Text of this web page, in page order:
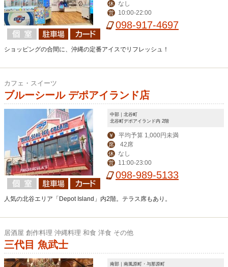
休 なし
営 10:00-22:00
098-917-4697
ショッピングの合間に、沖縄の定番アイスでリフレッシュ！
カフェ・スイーツ
ブルーシール デポアイランド店
中部｜北谷町
北谷町デポアイランド内 2階
￥ 平均予算 1,000円未満
席 42席
休 なし
営 11:00-23:00
098-989-5133
人気の北谷エリア「Depot Island」内2階。テラス席もあり。
居酒屋 創作料理 沖縄料理 和食 洋食 その他
三代目 魚武士
南部｜南風原町・与那原町